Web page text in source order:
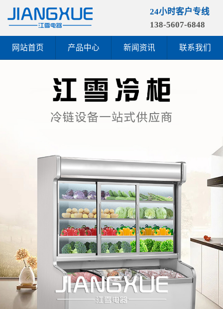
24小时客户专线
138-5607-6848
网站首页 产品中心 新闻资讯 联系我们